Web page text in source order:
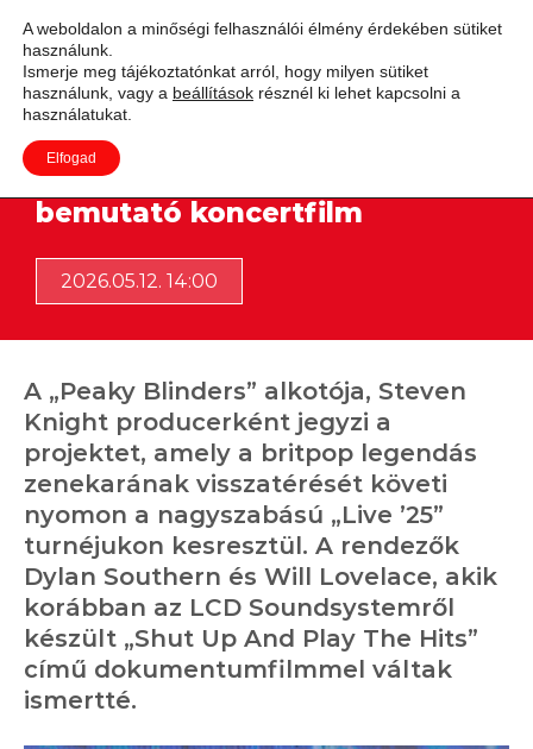
Adás
Jön az Oasis visszatéréset
bemutató koncertfilm
2026.05.12. 14:00
A „Peaky Blinders” alkotója, Steven
Knight producerként jegyzi a
projektet, amely a britpop legendás
zenekarának visszatérését követi
nyomon a nagyszabású „Live ’25”
turnéjukon kesresztül. A rendezők
Dylan Southern és Will Lovelace, akik
korábban az LCD Soundsystemről
készült „Shut Up And Play The Hits”
című dokumentumfilmmel váltak
ismertté.
A weboldalon a minőségi felhasználói élmény érdekében sütiket
használunk.
Ismerje meg tájékoztatónkat arról, hogy milyen sütiket
használunk, vagy a beállítások résznél ki lehet kapcsolni a
használatukat.
Elfogad